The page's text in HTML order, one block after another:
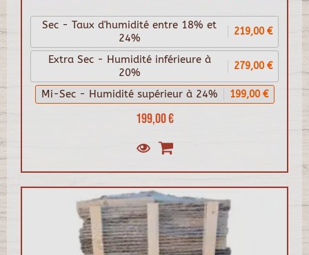
199,00 €
Sec - Taux d'humidité entre 18% et
24%
219,00 €
Extra Sec - Humidité inférieure à
20%
279,00 €
Mi-Sec - Humidité supérieur à 24% 199,00 €